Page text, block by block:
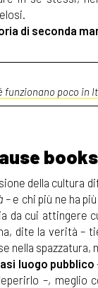
di seconda
funzionano poco in
della cultura
–e chi più ne ha
da cui attingere
dite la verità
nella spazzatura,
luogo pubblico
–, meglio